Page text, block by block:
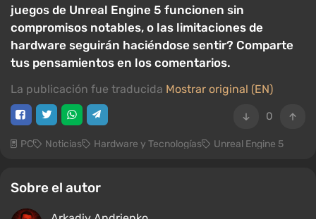
juegos de Unreal Engine 5 funcionen sin
compromisos notables, o las limitaciones de
hardware seguirán haciéndose sentir? Comparte
tus pensamientos en los comentarios.
La publicación fue traducida Mostrar original (EN)
0
PC Noticias Hardware y Tecnologías Unreal Engine 5
Sobre el autor